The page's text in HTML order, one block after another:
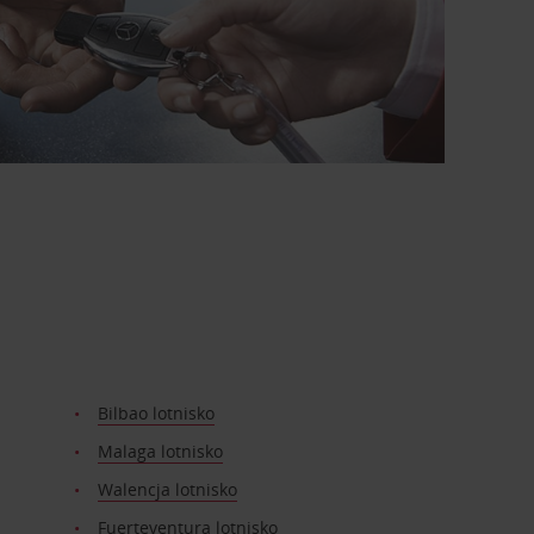
Bilbao lotnisko
Malaga lotnisko
Walencja lotnisko
Fuerteventura lotnisko